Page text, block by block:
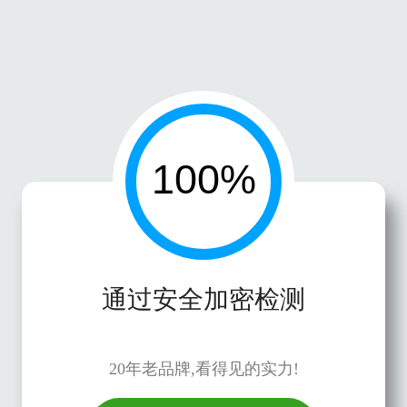
通过安全加密检测
20年老品牌,看得见的实力!